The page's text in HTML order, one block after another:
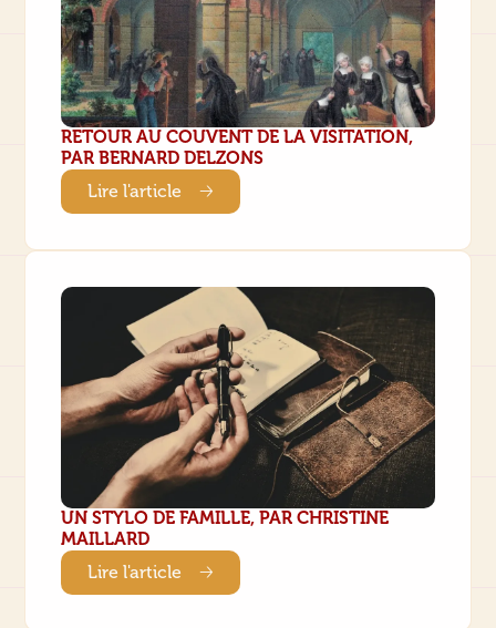
RETOUR AU COUVENT DE LA VISITATION,
PAR BERNARD DELZONS
Lire l'article
UN STYLO DE FAMILLE, PAR CHRISTINE
MAILLARD
Lire l'article